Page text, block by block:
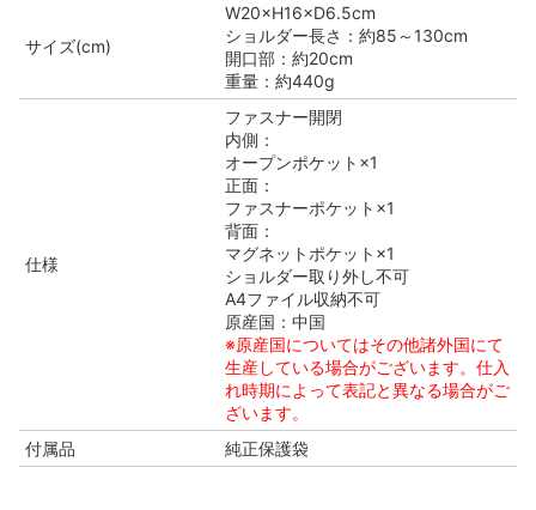
サイズ(cm)
W20×H16×D6.5cm
ショルダー長さ：約85～130cm
開口部：約20cm
重量：約440g
仕様
ファスナー開閉
内側：
オープンポケット×1
正面：
ファスナーポケット×1
背面：
マグネットポケット×1
ショルダー取り外し不可
A4ファイル収納不可
原産国：中国
※原産国についてはその他諸外国にて
生産している場合がございます。仕入
れ時期によって表記と異なる場合がご
ざいます。
付属品
純正保護袋